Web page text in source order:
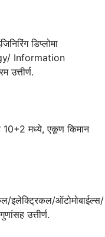
डिप्लोमा
Information
उत्तीर्ण.
10+2 मध्ये, एकूण किमान
इलेक्ट्रिकल/ऑटोमोबाईल्स/
उत्तीर्ण.